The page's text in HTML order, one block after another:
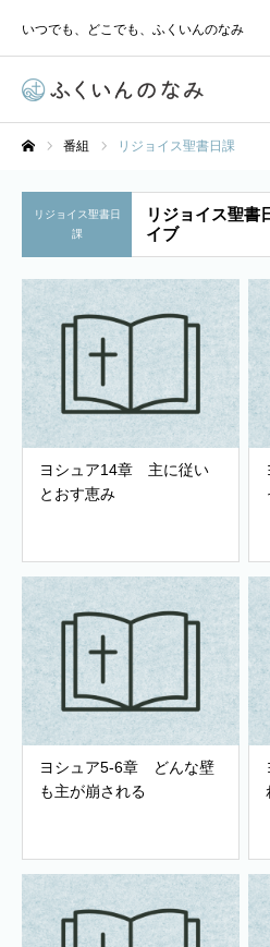
いつでも、どこでも、ふくいんのなみ
番組 リジョイス聖書日課
リジョイス聖書日
課
リジョイス聖書
イブ
ヨシュア14章 主に従い
とおす恵み
ヨシュア5-6章 どんな壁
も主が崩される